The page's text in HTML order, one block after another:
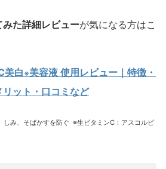
た詳細レビューが気になる方はこ
美白 ※美容液 使用レビュー｜特徴・
ット・口コミなど
しみ、そばかすを防ぐ ※生ビタミンC：アスコルビ